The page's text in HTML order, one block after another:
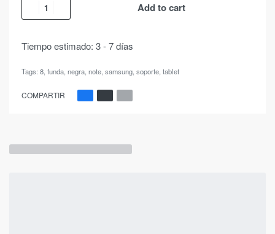
Add to cart
Tiempo estimado: 3 - 7 días
Tags: 8 funda negra note samsung soporte tablet
COMPARTIR